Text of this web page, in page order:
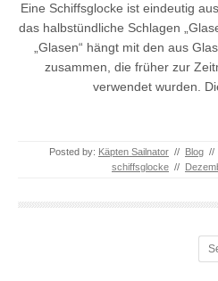
Eine Schiffsglocke ist eindeutig
das halbstündliche Schlagen
„Glasen“ hängt mit den aus
zusammen, die früher zur
verwendet wurden.
Posted by: Käpten Sailnator // Blog //
schiffsglocke //